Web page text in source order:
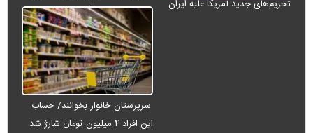
تحریم‌های جدید آمریکا علیه ایران
می‌شود
سرپرستان خانوار بخوانند/ حساب
این افراد ۴ میلیون تومان شارژ شد